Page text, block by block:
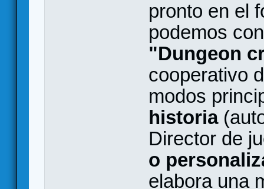
pronto en el
podemos
"Dungeon
cooperativo
modos
historia
Director de
o
elabora una